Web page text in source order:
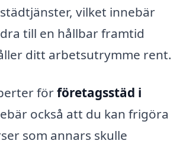
vilket innebär
till en hållbar framtid
ditt arbetsutrymme rent.
förföretagsstäd i
också att du kan frigöra
som annars skulle